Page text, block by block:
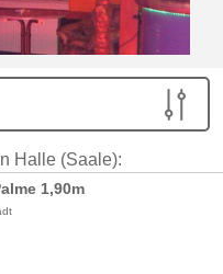
Halle (Saale):
1,90m